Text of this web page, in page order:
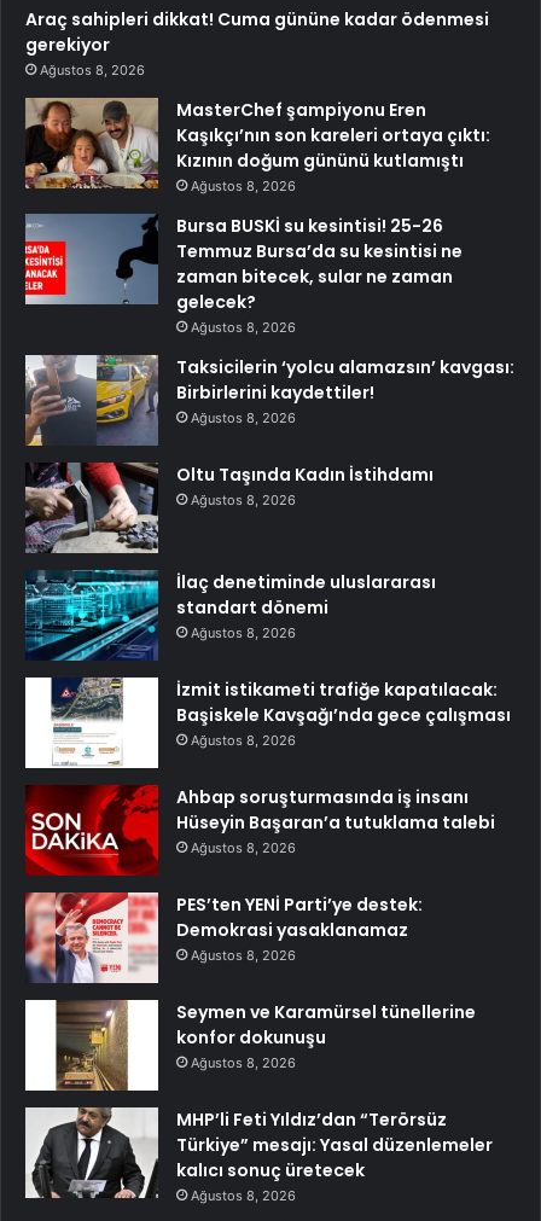
Araç sahipleri dikkat! Cuma gününe kadar ödenmesi
gerekiyor
Ağustos 8, 2026
MasterChef şampiyonu Eren
Kaşıkçı’nın son kareleri ortaya çıktı:
Kızının doğum gününü kutlamıştı
Ağustos 8, 2026
Bursa BUSKİ su kesintisi! 25-26
Temmuz Bursa’da su kesintisi ne
zaman bitecek, sular ne zaman
gelecek?
Ağustos 8, 2026
Taksicilerin ‘yolcu alamazsın’ kavgası:
Birbirlerini kaydettiler!
Ağustos 8, 2026
Oltu Taşında Kadın İstihdamı
Ağustos 8, 2026
İlaç denetiminde uluslararası
standart dönemi
Ağustos 8, 2026
İzmit istikameti trafiğe kapatılacak:
Başiskele Kavşağı’nda gece çalışması
Ağustos 8, 2026
Ahbap soruşturmasında iş insanı
Hüseyin Başaran’a tutuklama talebi
Ağustos 8, 2026
PES’ten YENİ Parti’ye destek:
Demokrasi yasaklanamaz
Ağustos 8, 2026
Seymen ve Karamürsel tünellerine
konfor dokunuşu
Ağustos 8, 2026
MHP’li Feti Yıldız’dan “Terörsüz
Türkiye” mesajı: Yasal düzenlemeler
kalıcı sonuç üretecek
Ağustos 8, 2026